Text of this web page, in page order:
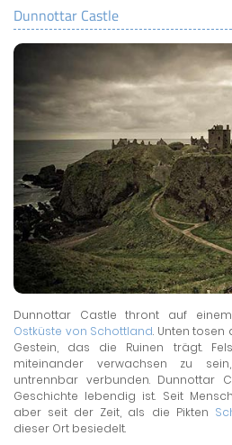
LERNCENTER
ENGLISCH
ENGLAND
BRITISH
Dunnottar Castle
Dunnottar Castle thront auf
Ostküste von Schottland. Unten
Gestein, das die Ruinen trägt.
miteinander verwachsen zu
untrennbar verbunden. Dunnottar
Geschichte lebendig ist. Seit
aber seit der Zeit, als die Pikten
dieser Ort besiedelt.